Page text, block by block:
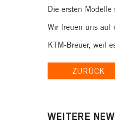
Die ersten
Wir freuen uns auf
KTM-Breuer, weil
ZURÜCK
WEITERE